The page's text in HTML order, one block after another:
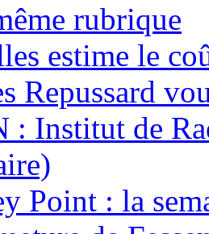
rubrique
estime le
Repussard
: Institut de
Point : la